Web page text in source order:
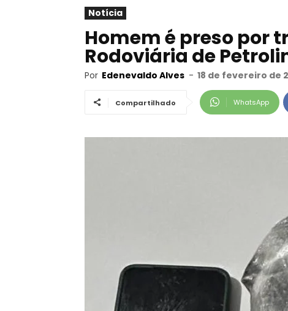
Notícia
Homem é preso por
Rodoviária de
Por Edenevaldo Alves - 18 de fevereiro de
Compartilhado WhatsApp